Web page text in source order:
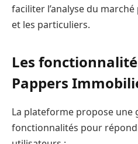
faciliter l’analyse du
et les particuliers.
Les
Pappers
La plateforme propose une
fonctionnalités pour